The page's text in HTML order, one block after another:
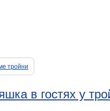
тройни
в гостях у